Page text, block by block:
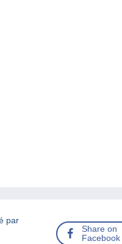
par
Share on
Facebook